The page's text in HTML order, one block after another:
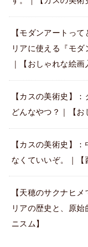
【モダンアートっ
リアに使える『モダ
｜【おしゃれな絵画
【カスの美術史】
どんなやつ？｜【お
【カスの美術史】
なくていいぞ。｜【
【天穂のサクナヒ
リアの歴史と、原
ニスム】